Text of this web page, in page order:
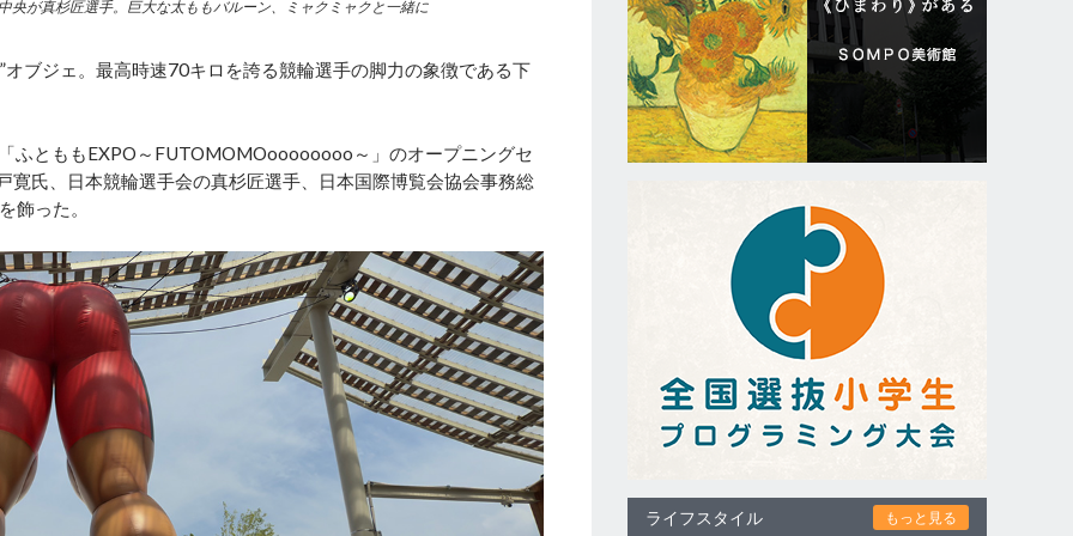
央が真杉匠選手。巨大な太ももバルーン、ミャクミャクと一緒に
ブジェ。最高時速70キロを誇る競輪選手の脚力の象徴である下
とももEXPO～FUTOMOMOoooooooo～」のオープニングセ
氏、日本競輪選手会の真杉匠選手、日本国際博覧会協会事務総
飾った。
ライフスタイル もっと見る